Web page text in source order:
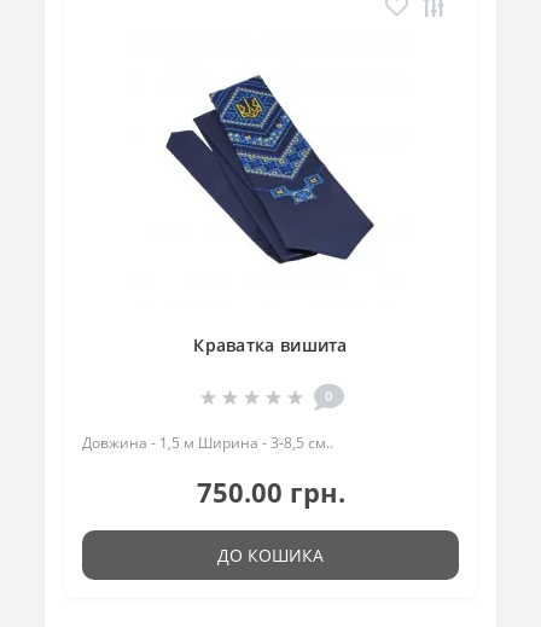
Краватка вишита
0
Довжина - 1,5 м Ширина - 3-8,5 см..
750.00 грн.
ДО КОШИКА